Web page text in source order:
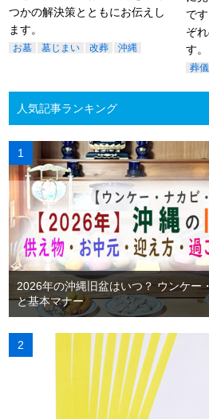
つかの解決策とともにお伝えし
ます。
お墓 墓じまい 改葬 沖縄
で
ぞ
す。
葬儀
人気記事ランキング
2026年の沖縄旧盆はいつ？ ウンケー
と基本マナー